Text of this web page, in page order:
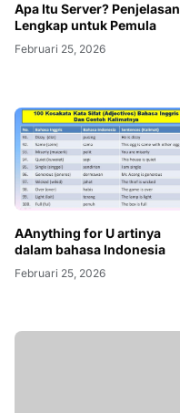
Apa Itu Server? Penjelasan
Lengkap untuk Pemula
Februari 25, 2026
AAnything for U artinya
dalam bahasa Indonesia
Februari 25, 2026